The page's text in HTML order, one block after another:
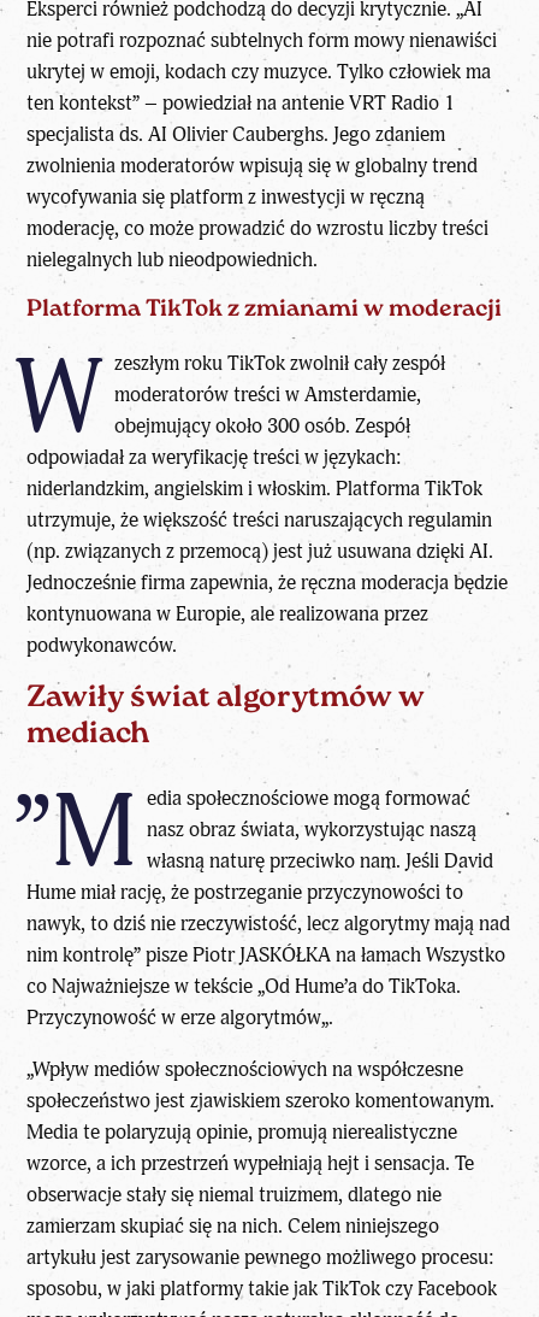
Eksperci również podchodzą do decyzji krytycznie. „AI
nie potrafi rozpoznać subtelnych form mowy nienawiści
ukrytej w emoji, kodach czy muzyce. Tylko człowiek ma
ten kontekst” – powiedział na antenie VRT Radio 1
specjalista ds. AI Olivier Cauberghs. Jego zdaniem
zwolnienia moderatorów wpisują się w globalny trend
wycofywania się platform z inwestycji w ręczną
moderację, co może prowadzić do wzrostu liczby treści
nielegalnych lub nieodpowiednich.
Platforma TikTok z zmianami w moderacji
W zeszłym roku TikTok zwolnił cały zespół
moderatorów treści w Amsterdamie,
obejmujący około 300 osób. Zespół
odpowiadał za weryfikację treści w językach:
niderlandzkim, angielskim i włoskim. Platforma TikTok
utrzymuje, że większość treści naruszających regulamin
(np. związanych z przemocą) jest już usuwana dzięki AI.
Jednocześnie firma zapewnia, że ręczna moderacja będzie
kontynuowana w Europie, ale realizowana przez
podwykonawców.
Zawiły świat algorytmów w
mediach
”M edia społecznościowe mogą formować
nasz obraz świata, wykorzystując naszą
własną naturę przeciwko nam. Jeśli David
Hume miał rację, że postrzeganie przyczynowości to
nawyk, to dziś nie rzeczywistość, lecz algorytmy mają nad
nim kontrolę” pisze Piotr JASKÓŁKA na łamachWszystko
co Najważniejszew tekście „Od Hume’a do TikToka.
Przyczynowość w erze algorytmów„.
„Wpływ mediów społecznościowych na współczesne
społeczeństwo jest zjawiskiem szeroko komentowanym.
Media te polaryzują opinie, promują nierealistyczne
wzorce, a ich przestrzeń wypełniają hejt i sensacja. Te
obserwacje stały się niemal truizmem, dlatego nie
zamierzam skupiać się na nich. Celem niniejszego
artykułu jest zarysowanie pewnego możliwego procesu:
sposobu, w jaki platformy takie jak TikTok czy Facebook